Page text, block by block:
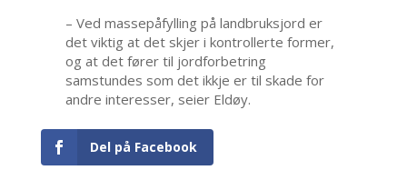
– Ved massepåfylling på landbruksjord er
det viktig at det skjer i kontrollerte former,
og at det fører til jordforbetring
samstundes som det ikkje er til skade for
andre interesser, seier Eldøy.
Del på Facebook